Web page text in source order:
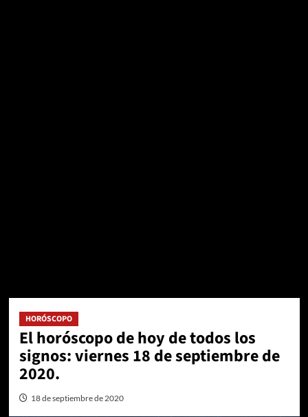
HORÓSCOPO
El horóscopo de hoy de todos los
signos: viernes 18 de septiembre de
2020.
18 de septiembre de 2020